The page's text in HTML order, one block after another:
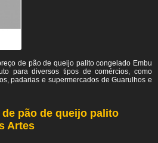
de pão de queijo palito congelado Embu
para diversos tipos de comércios, como
padarias e supermercados de Guarulhos e
pão de queijo palito
Artes